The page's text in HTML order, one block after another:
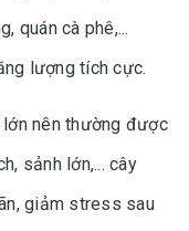
quán cà phê,...
lượng tích cực.
nên thường được
sảnh lớn,... cây
giảm stress sau